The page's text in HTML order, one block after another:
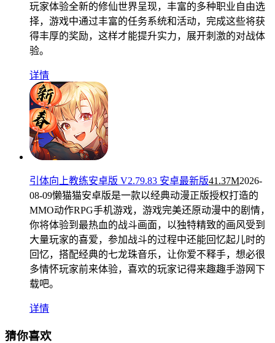
玩家体验全新的修仙世界呈现，丰富的多种职业自由选
择，游戏中通过丰富的任务系统和活动，完成这些将获
得丰厚的奖励，这样才能提升实力，展开刺激的对战体
验。
详情
引体向上教练安卓版 V2.79.83 安卓最新版41.37M2026-
08-09懒猫猫安卓版是一款以经典动漫正版授权打造的
MMO动作RPG手机游戏，游戏完美还原动漫中的剧情，
你将体验到最热血的战斗画面，以独特精致的画风受到
大量玩家的喜爱，参加战斗的过程中还能回忆起儿时的
回忆，搭配经典的七龙珠音乐，让你爱不释手，想必很
多情怀玩家前来体验，喜欢的玩家记得来趣趣手游网下
载吧。
详情
猜你喜欢